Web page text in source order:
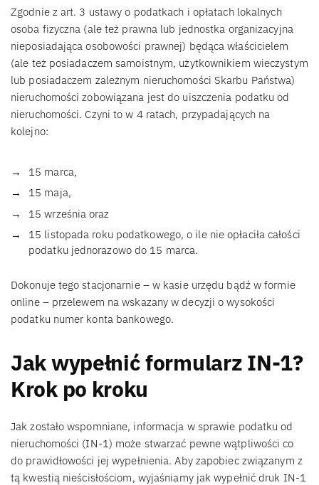
Zgodnie z art. 3 ustawy o podatkach i opłatach lokalnych
osoba fizyczna (ale też prawna lub jednostka organizacyjna
nieposiadająca osobowości prawnej) będąca właścicielem
(ale też posiadaczem samoistnym, użytkownikiem wieczystym
lub posiadaczem zależnym nieruchomości Skarbu Państwa)
nieruchomości zobowiązana jest do uiszczenia podatku od
nieruchomości. Czyni to w 4 ratach, przypadających na
kolejno:
15 marca,
15 maja,
15 września oraz
15 listopada roku podatkowego, o ile nie opłaciła całości
podatku jednorazowo do 15 marca.
Dokonuje tego stacjonarnie – w kasie urzędu bądź w formie
online – przelewem na wskazany w decyzji o wysokości
podatku numer konta bankowego.
Jak wypełnić formularz IN-1?
Krok po kroku
Jak zostało wspomniane, informacja w sprawie podatku od
nieruchomości (IN-1) może stwarzać pewne wątpliwości co
do prawidłowości jej wypełnienia. Aby zapobiec związanym z
tą kwestią nieścisłościom, wyjaśniamy jak wypełnić druk IN-1